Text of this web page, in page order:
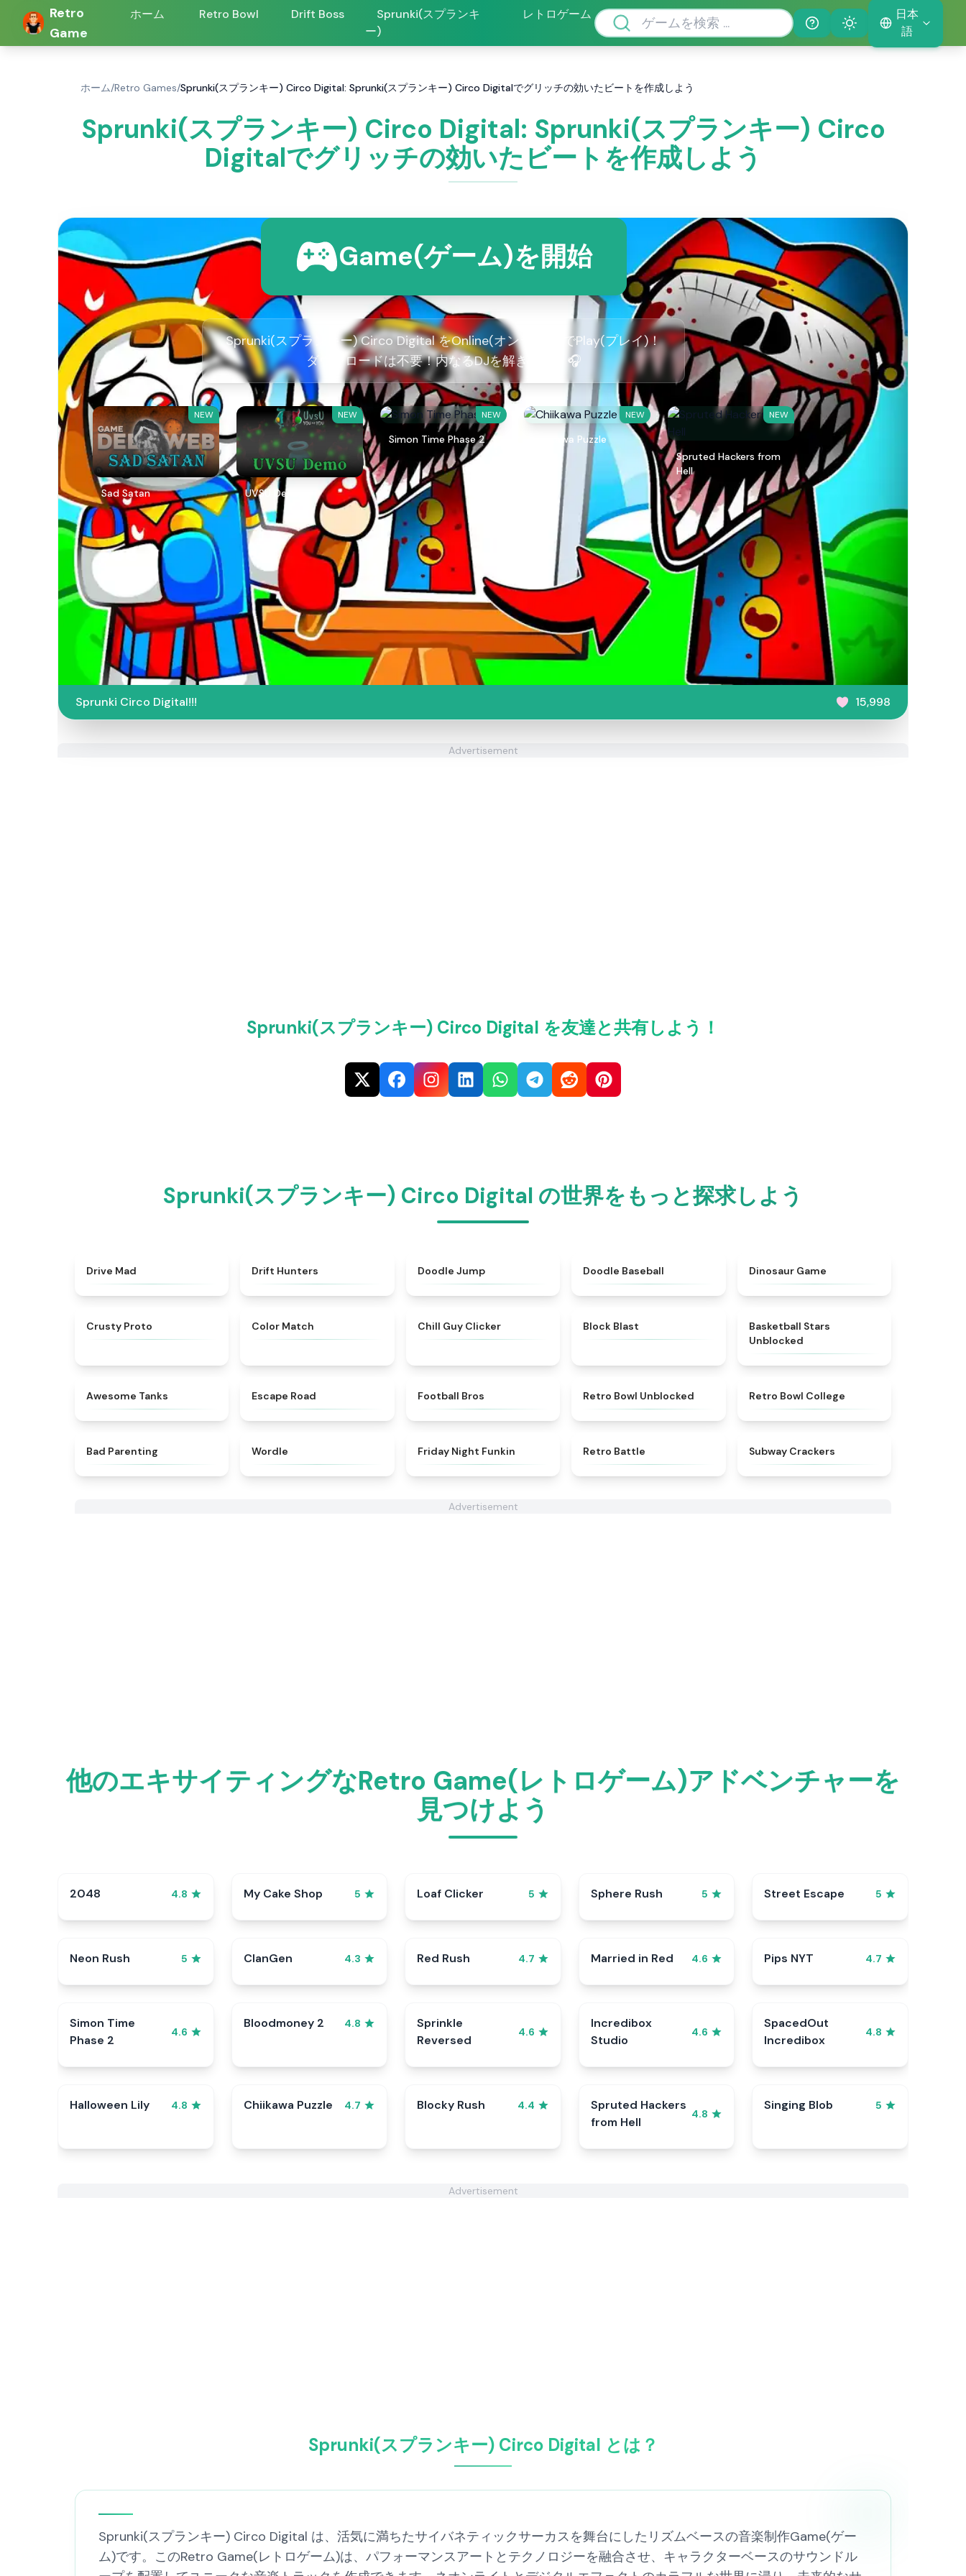
Retro
Game
ホーム Retro Bowl Drift Boss
Sprunki(スプランキ
ー)
レトロゲーム
Help
Theme
日本
語
ホーム/Retro Games/Sprunki(スプランキー) Circo Digital: Sprunki(スプランキー) Circo Digitalでグリッチの効いたビートを作成しよう
Sprunki(スプランキー) Circo Digital: Sprunki(スプランキー) Circo
Digitalでグリッチの効いたビートを作成しよう
Game(ゲーム)を開始
Sprunki(スプランキー) Circo Digital をOnline(オンライン)でPlay(プレイ)！
ダウンロードは不要！内なるDJを解き放て！🎧
NEW
Sad Satan
NEW
UVSU Demo
NEW
Simon Time Phase 2
NEW
Chiikawa Puzzle
NEW
Spruted Hackers from
Hell
Sprunki Circo Digital!!! 15,998
Advertisement
Sprunki(スプランキー) Circo Digital を友達と共有しよう！
Sprunki(スプランキー) Circo Digital の世界をもっと探求しよう
Drive Mad Drift Hunters Doodle Jump Doodle Baseball Dinosaur Game
Crusty Proto Color Match Chill Guy Clicker Block Blast
Basketball Stars
Unblocked
Awesome Tanks Escape Road Football Bros ★
Retro Bowl Unblocked Retro Bowl College
Bad Parenting Wordle Friday Night Funkin Retro Battle Subway Crackers
Advertisement
他のエキサイティングなRetro Game(レトロゲーム)アドベンチャーを
見つけよう
2048 4.8 My Cake Shop 5 Loaf Clicker 5 Sphere Rush 5 Street Escape 5
Neon Rush 5 ClanGen 4.3 Red Rush 4.7 Married in Red 4.6 Pips NYT 4.7
Simon Time
Phase 2
4.6
Bloodmoney 2 4.8
Sprinkle
Reversed
4.6
Incredibox
Studio
4.6
SpacedOut
Incredibox
4.8
Halloween Lily 4.8 Chiikawa Puzzle 4.7 Blocky Rush 4.4
Spruted Hackers
from Hell
4.8
Singing Blob 5
Advertisement
Sprunki(スプランキー) Circo Digital とは？
Sprunki(スプランキー) Circo Digital は、活気に満ちたサイバネティックサーカスを舞台にしたリズムベースの音楽制作Game(ゲー
ム)です。このRetro Game(レトロゲーム)は、パフォーマンスアートとテクノロジーを融合させ、キャラクターベースのサウンドル